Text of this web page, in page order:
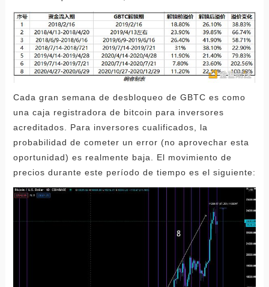
Cada gran semana de desbloqueo de GBTC es como
una caja registradora de bitcoin para inversores
acreditados. Para inversores cualificados, la
probabilidad de cometer un error (no aprovechar esta
oportunidad) es realmente baja. El movimiento de
precios durante este período de tiempo es el siguiente: